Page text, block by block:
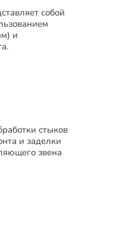
собой
и
стыков
и заделки
звена